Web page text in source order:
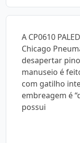
A CP0610
Chicago
desapertar
manuseio é
com gatilho
embreagem é
possui